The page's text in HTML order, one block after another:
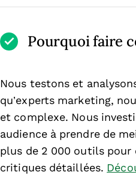
Pourquoi faire
Nous testons et
qu’experts marketing,
et complexe. Nous
audience à prendre de
plus de 2 000 outils pour
critiques détaillées.